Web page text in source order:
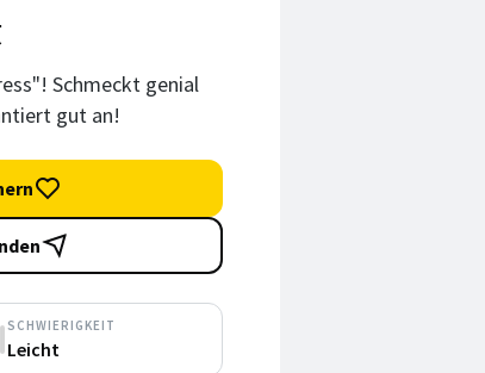
Schmeckt genial
gut an!
SCHWIERIGKEIT
Leicht